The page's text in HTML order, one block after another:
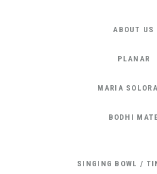
ABOUT US
PLANAR
MARIA
BODHI
SINGING BOWL /